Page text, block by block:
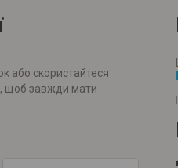
або скористайтеся
щоб завжди мати